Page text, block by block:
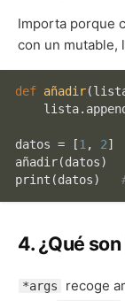
Importa porque
con un mutable,
def añadir(
datos = [1 , 2]
print (datos)
4. ¿Qué son
*args
recoge